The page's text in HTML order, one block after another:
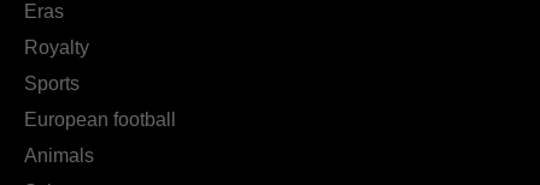
Eras
Royalty
Sports
European football
Animals